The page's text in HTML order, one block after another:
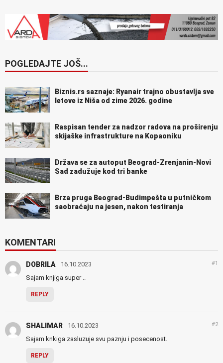
POGLEDAJTE JOŠ...
Biznis.rs saznaje: Ryanair trajno obustavlja sve
letove iz Niša od zime 2026. godine
Raspisan tender za nadzor radova na proširenju
skijaške infrastrukture na Kopaoniku
Država se za autoput Beograd-Zrenjanin-Novi
Sad zadužuje kod tri banke
Brza pruga Beograd-Budimpešta u putničkom
saobraćaju na jesen, nakon testiranja
KOMENTARI
DOBRILA 16.10.2023 #1
Sajam knjiga super ..
REPLY
SHALIMAR 16.10.2023 #2
Sajam knkiga zasluzuje svu paznju i posecenost.
REPLY